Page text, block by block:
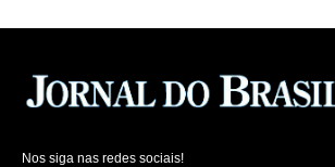
Nos siga nas redes sociais!